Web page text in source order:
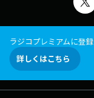
ラジコプレミアムに登
詳しくはこちら